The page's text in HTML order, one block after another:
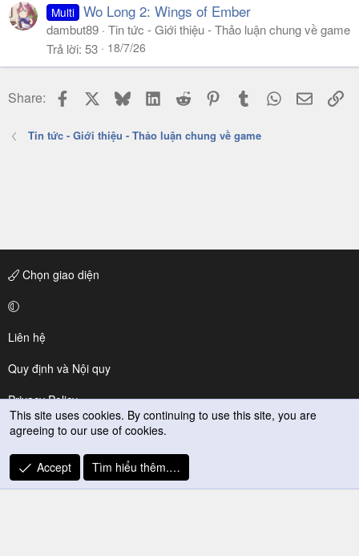
Multi Wo Long 2: Wings of Ember
dambut89 Tin tức - Giới thiệu - Thảo luận chung về game
Trả lời 53 18/7/26
Share: Facebook BlueskyLinkedIn
Reddit PinterestTumblr WhatsApp
Email
Tin tức - Giới thiệu - Thảo luận chung về game
Chọn giao diện
Liên hệ
Quy định và Nội quy
Privacy Policy
Trợ giúp
R
S
This site uses cookies. By continuing to use this site, you are
agreeing to our use of cookies.
Accept Tìm hiểu thêm.…